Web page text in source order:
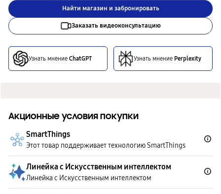
Найти магазин и забронировать
Заказать видеоконсультацию
Узнать мнение ChatGPT Узнать мнение Perplexity
Акционные условия покупки
SmartThings
Этот товар поддерживает технологию SmartThings
Линейка с Искусственным интеллектом
Линейка с Искусственным интеллектом